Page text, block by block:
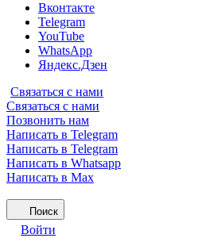
Вконтакте
Telegram
YouTube
WhatsApp
Яндекс.Дзен
Связаться с нами
Связаться с нами
Позвонить нам
Написать в Telegram
Написать в Telegram
Написать в Whatsapp
Написать в Max
Поиск
Войти